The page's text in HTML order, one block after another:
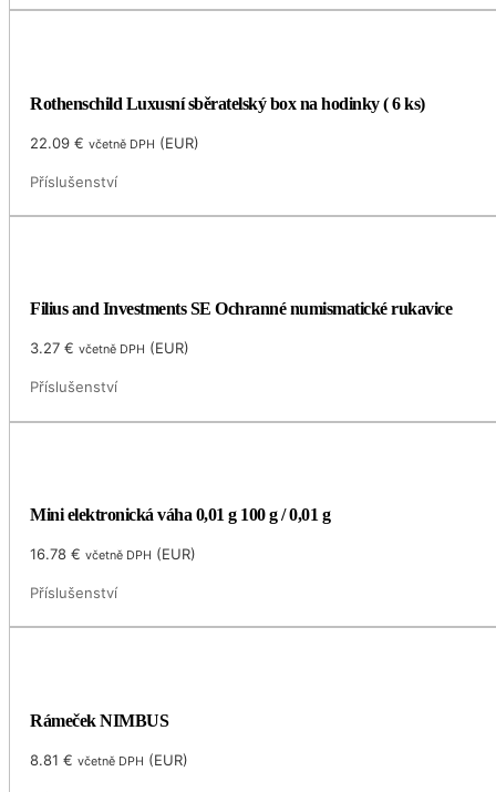
Rothenschild Luxusní sběratelský box na hodinky ( 6 ks)
22.09€ včetně DPH (EUR)
Příslušenství
Filius and Investments SE Ochranné numismatické rukavice
3.27€ včetně DPH (EUR)
Příslušenství
Mini elektronická váha 0,01 g 100 g / 0,01 g
16.78€ včetně DPH (EUR)
Příslušenství
Rámeček NIMBUS
8.81€ včetně DPH (EUR)